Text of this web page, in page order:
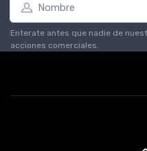
Enterate antes que nadie de
acciones comerciales.